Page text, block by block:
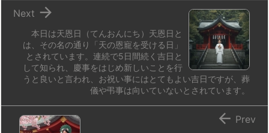
本日は天恩日（てんおんにち）天恩日と
は、その名の通り「天の恩寵を受ける日」
とされています。連続で5日間続く吉日と
して知られ、慶事をはじめ新しいことを行
うと良いと言われ、お祝い事にはとてもよい吉日ですが、葬
儀や弔事は向いていないとされています。

Next
 Prev